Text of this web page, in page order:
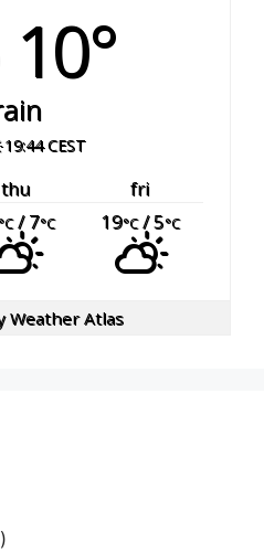
10°
19:44 CEST
thu
fri
/ 7°C 19°C/ 5°C
Weather Atlas